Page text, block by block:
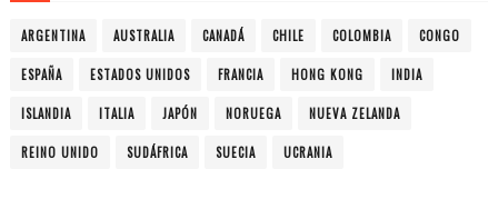
ARGENTINA AUSTRALIA CANADÁ CHILE COLOMBIA CONGO
ESPAÑA ESTADOS UNIDOS FRANCIA HONG KONG INDIA
ISLANDIA ITALIA JAPÓN NORUEGA NUEVA ZELANDA
REINO UNIDO SUDÁFRICA SUECIA UCRANIA